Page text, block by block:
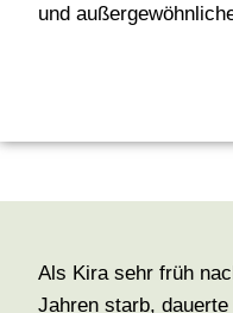
und
Als Kira sehr früh
Jahren starb,